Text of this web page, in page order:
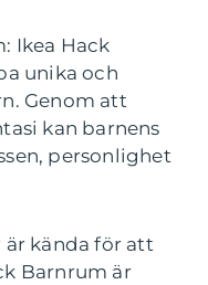
Ikea Hack
unika och
Genom att
kan barnens
personlighet
är kända för att
Barnrum är